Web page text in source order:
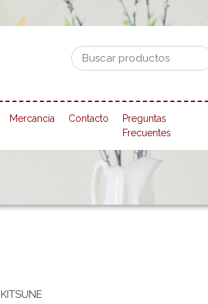
Mercancía Contacto
Preguntas
Frecuentes
KITSUNE